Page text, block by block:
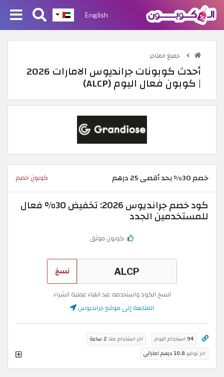
English
جميع المتاجر
أحدث كوبونات جرانديوس الامارات 2026
| كوبون فعال اليوم (ALCP)
خصم 30% بحد أقصى 25 درهم كوبون خصم
كود خصم جرانديوس 2026: تخفيض 30% فعال
للمستخدمين الجدد
كوبون موثق
نسخ
انسخ الكود واستخدمه عند انهاء عملية الشراء
المتابعة إلى موقع جرانديوس
94 استخدام اليوم اخر استخدام منذ 2 ساعة
اخر توفير 10.8 درهم اماراتي